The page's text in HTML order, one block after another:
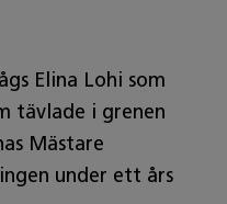
Elina Lohi som
tävlade i grenen
Mästare
under ett års